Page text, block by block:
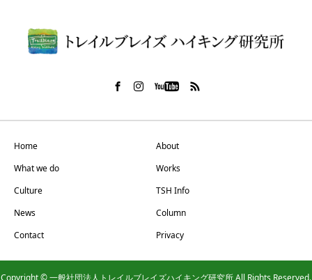
Home
About
What we do
Works
Culture
TSH Info
News
Column
Contact
Privacy
Copyright © 一般社団法人トレイルブレイズハイキング研究所 All Rights Reserved.